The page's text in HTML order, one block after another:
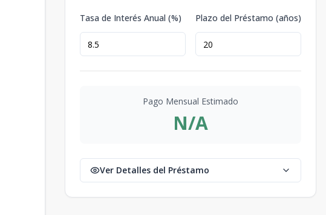
Tasa de Interés Anual (%) Plazo del Préstamo (años)
Pago Mensual Estimado
N/A
Ver Detalles del Préstamo